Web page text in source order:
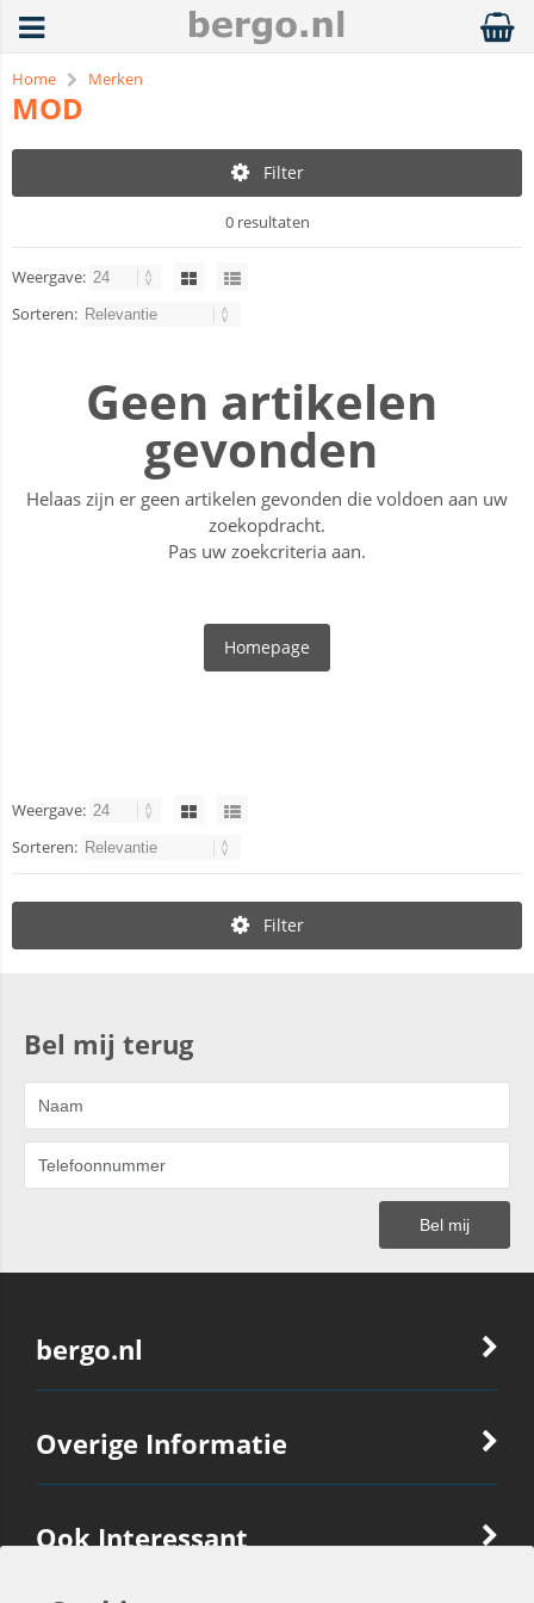
Home Merken
MOD
Filter
0 resultaten
Weergave:
Sorteren:
Geen artikelen
gevonden
Helaas zijn er geen artikelen gevonden die voldoen aan uw
zoekopdracht.
Pas uw zoekcriteria aan.
Homepage
Weergave:
Sorteren:
Filter
Bel mij terug
bergo.nl
Overige Informatie
Ook Interessant